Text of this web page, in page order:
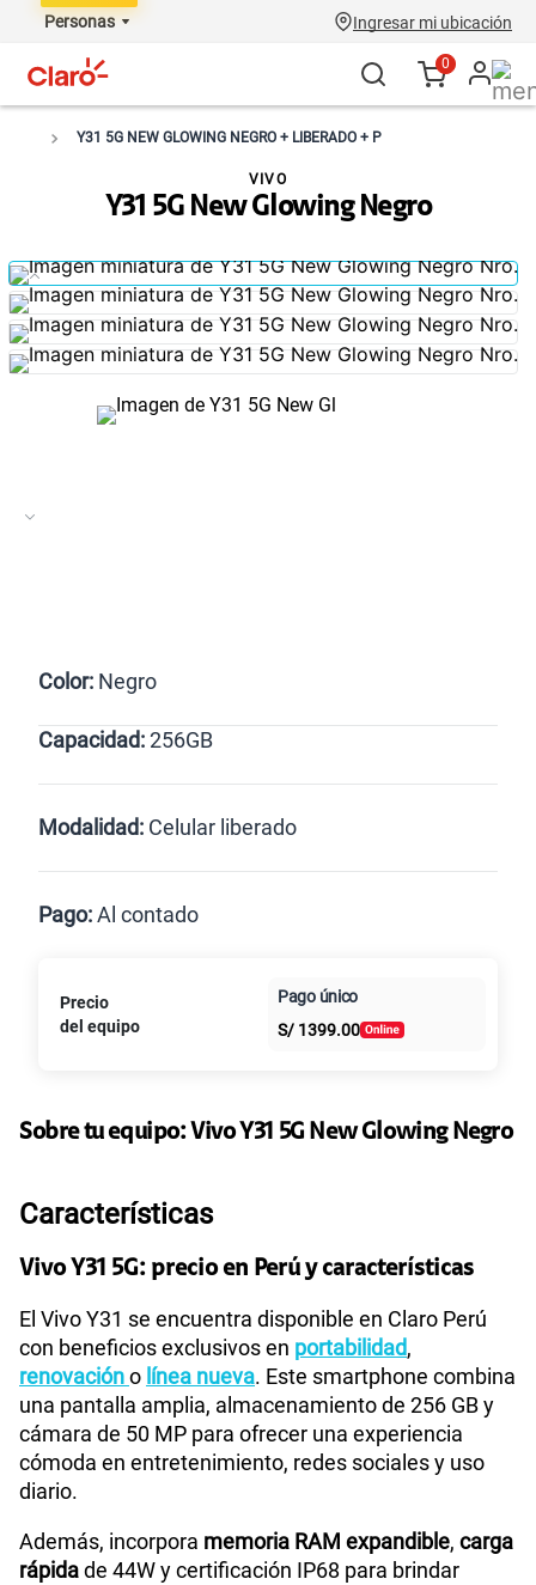
Personas Ingresar mi ubicación
0
Y31 5G NEW GLOWING NEGRO + LIBERADO + P
Y31 5G New Glowing Negro
VIVO
Color: Negro
Negro
Capacidad:256GB
256GB
Modalidad: Celular liberado
Pago:Al contado
Al contado Cuotas Claro
intereses
Precio
del equipo
Pago único
S/ 1399.00
Sobre tu equipo: Vivo Y31 5G New Glowing Negro
Características
Vivo Y31 5G: precio en Perú y características
El Vivo Y31 se encuentra disponible en Claro Perú
con beneficios exclusivos en portabilidad,
renovacióno línea nueva. Este smartphone combina
una pantalla amplia, almacenamiento de 256 GB y
cámara de 50 MP para ofrecer una experiencia
cómoda en entretenimiento, redes sociales y uso
diario.
Además, incorpora memoria RAM expandible, carga
rápidade 44W y certificación IP68 para brindar